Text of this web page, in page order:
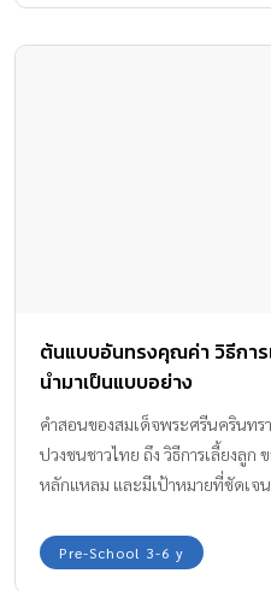
ต้นแบบอันทรงคุณค่า วิธีกา
นำมาเป็นแบบอย่าง
คำสอนของสมเด็จพระศรีนครินทร
ปวงชนชาวไทย ถึง วิธีการเลี้ยงลูก
หลักแหลม และมีเป้าหมายที่ชัดเจ
Pre-School 3-6 y